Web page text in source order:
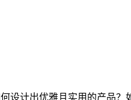
设计出优雅且实用的产品